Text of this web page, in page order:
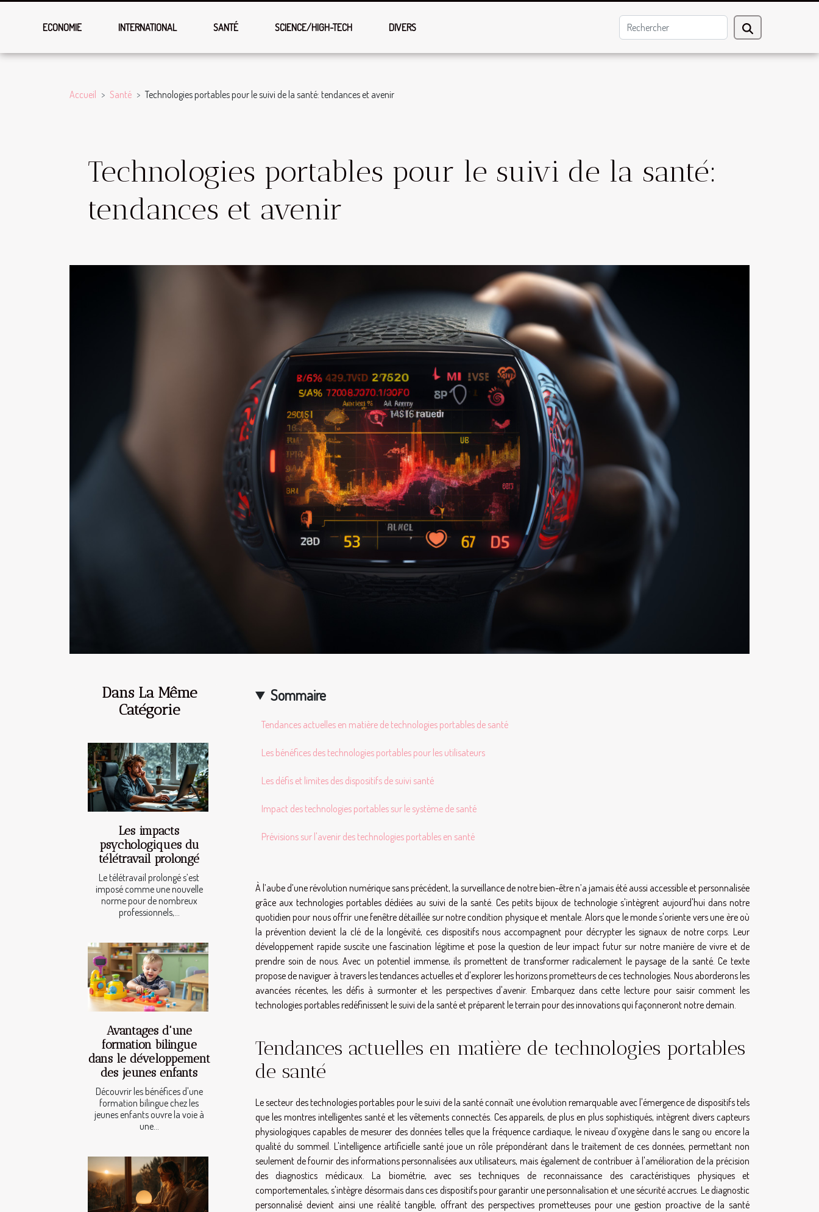
ECONOMIE INTERNATIONAL SANTÉ SCIENCE/HIGH-TECH DIVERS
Accueil Santé Technologies portables pour le suivi de la santé: tendances et avenir
Technologies portables pour le suivi de la santé:
tendances et avenir
Dans La Même
Catégorie
Les impacts
psychologiques du
télétravail prolongé
Le télétravail prolongé s’est
imposé comme une nouvelle
norme pour de nombreux
professionnels,...
Avantages d'une
formation bilingue
dans le développement
des jeunes enfants
Découvrir les bénéfices d'une
formation bilingue chez les
jeunes enfants ouvre la voie à
une...
Sommaire
Tendances actuelles en matière de technologies portables de santé
Les bénéfices des technologies portables pour les utilisateurs
Les défis et limites des dispositifs de suivi santé
Impact des technologies portables sur le système de santé
Prévisions sur l'avenir des technologies portables en santé
À l’aube d’une révolution numérique sans précédent, la surveillance de notre bien-être n’a jamais été aussi accessible et personnalisée
grâce aux technologies portables dédiées au suivi de la santé. Ces petits bijoux de technologie s'intègrent aujourd'hui dans notre
quotidien pour nous offrir une fenêtre détaillée sur notre condition physique et mentale. Alors que le monde s'oriente vers une ère où
la prévention devient la clé de la longévité, ces dispositifs nous accompagnent pour décrypter les signaux de notre corps. Leur
développement rapide suscite une fascination légitime et pose la question de leur impact futur sur notre manière de vivre et de
prendre soin de nous. Avec un potentiel immense, ils promettent de transformer radicalement le paysage de la santé. Ce texte
propose de naviguer à travers les tendances actuelles et d'explorer les horizons prometteurs de ces technologies. Nous aborderons les
avancées récentes, les défis à surmonter et les perspectives d'avenir. Embarquez dans cette lecture pour saisir comment les
technologies portables redéfinissent le suivi de la santé et préparent le terrain pour des innovations qui façonneront notre demain.
Tendances actuelles en matière de technologies portables
de santé
Le secteur des technologies portables pour le suivi de la santé connaît une évolution remarquable avec l'émergence de dispositifs tels
que les montres intelligentes santé et les vêtements connectés. Ces appareils, de plus en plus sophistiqués, intègrent divers capteurs
physiologiques capables de mesurer des données telles que la fréquence cardiaque, le niveau d'oxygène dans le sang ou encore la
qualité du sommeil. L'intelligence artificielle santé joue un rôle prépondérant dans le traitement de ces données, permettant non
seulement de fournir des informations personnalisées aux utilisateurs, mais également de contribuer à l'amélioration de la précision
des diagnostics médicaux. La biométrie, avec ses techniques de reconnaissance des caractéristiques physiques et
comportementales, s'intègre désormais dans ces dispositifs pour garantir une personnalisation et une sécurité accrues. Le diagnostic
personnalisé devient ainsi une réalité tangible, offrant des perspectives prometteuses pour une gestion proactive de la santé